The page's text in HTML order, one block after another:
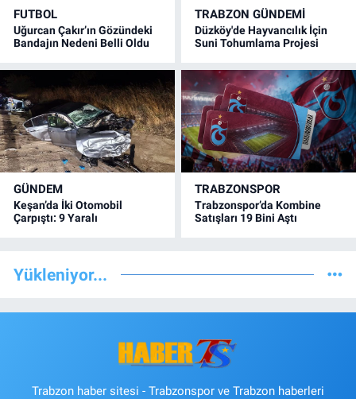
FUTBOL
Uğurcan Çakır’ın Gözündeki
Bandajın Nedeni Belli Oldu
TRABZON GÜNDEMİ
Düzköy'de Hayvancılık İçin
Suni Tohumlama Projesi
GÜNDEM
Keşan’da İki Otomobil
Çarpıştı: 9 Yaralı
TRABZONSPOR
Trabzonspor’da Kombine
Satışları 19 Bini Aştı
Yükleniyor...
Trabzon haber sitesi - Trabzonspor ve Trabzon haberleri